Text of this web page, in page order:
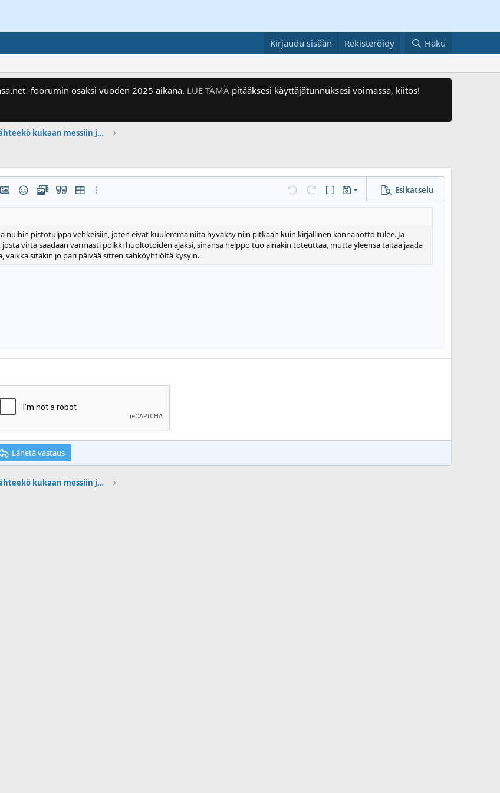
Kirjaudu sisään Rekisteröidy Haku
-foorumin osaksi vuoden 2025 aikana. LUE TÄMÄ pitääksesi käyttäjätunnuksesi voimassa, kiitos!
Paneelitilausta - lähteekö kukaan messiin jakaan postikustannuksia. ?
linkki
Lisää kuva
HymiötMediaSiteeraaLisää taulukko
Enemmän valintoja... KumoaTee uudelleen
BB-koodi päällä/pois
Luonnokset
Tallenna luonnos
Esikatselu
nuihin pistotulppa vehkeisiin, joten eivät kuulemma niitä hyväksy niin pitkään kuin kirjallinen kannanotto tulee. Ja
virta saadaan varmasti poikki huoltotöiden ajaksi, sinänsä helppo tuo ainakin toteuttaa, mutta yleensä taitaa jäädä
vaikka sitäkin jo pari päivää sitten sähköyhtiöltä kysyin.
Lähetä vastaus
Paneelitilausta - lähteekö kukaan messiin jakaan postikustannuksia. ?